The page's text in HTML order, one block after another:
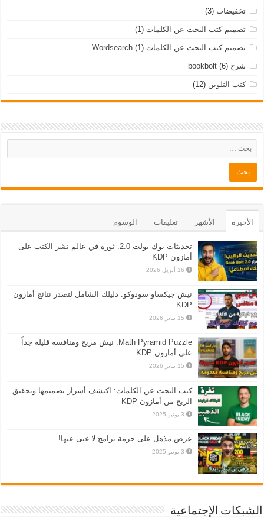
تخفيضات (3)
تصميم كتب البحث عن الكلمات (1)
تصميم كتب البحث عن الكلمات Wordsearch(1)
شرح bookbolt(6)
كتب التلوين (12)
الأخيرة الأشهر تعليقات الوسوم
تحديثات بوك بولت 2.0: ثورة في عالم نشر الكتب على
أمازون KDP
16 أبريل 2026
نيش جيكساو سودوكو: دليلك الشامل لتصدر نتائج أمازون
KDP
15 يناير 2026
Math Pyramid Puzzle: نيش مربح ومنافسة قليلة جداً
على أمازون KDP
15 يناير 2026
كتب البحث عن الكلمات: اكتشف أسرار تصميمها وتحقيق
الربح من أمازون KDP
3 يونيو 2025
عرض مذهل على حزمة برامج لا غنى عنها!
3 يونيو 2025
الشبكات الإجتماعية